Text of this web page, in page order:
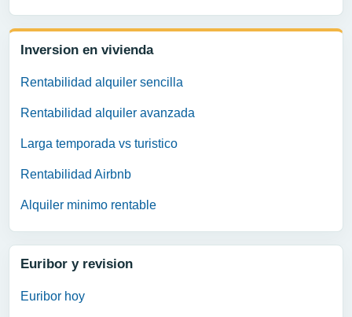
Inversion en vivienda
Rentabilidad alquiler sencilla
Rentabilidad alquiler avanzada
Larga temporada vs turistico
Rentabilidad Airbnb
Alquiler minimo rentable
Euribor y revision
Euribor hoy